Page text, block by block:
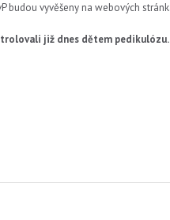
budou vyvěšeny na webových
již dnes dětem